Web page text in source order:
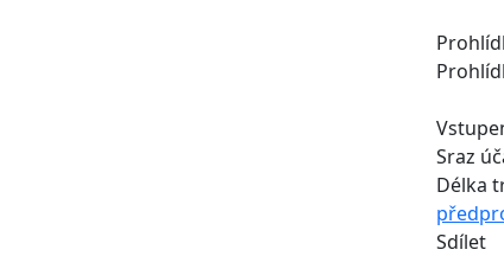
Sraz
Délka
Sdílet